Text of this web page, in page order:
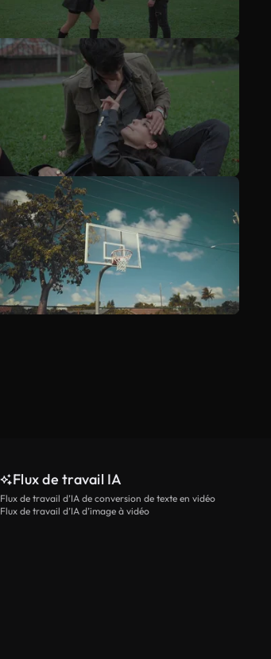
Flux de travail IA
Flux de travail d’IA de conversion de texte en vidéo
Flux de travail d’IA d’image à vidéo